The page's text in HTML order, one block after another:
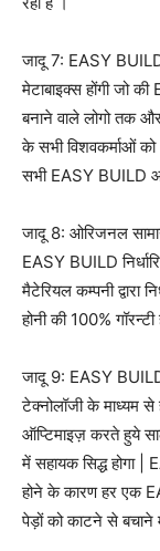
जादू 7: EASY
मेटाबाइक्स होंगी जो
बनाने वाले लोगो तक
के सभी विशवकर्माओं
सभी EASY BUILD
जादू 8: ओरिजनल
EASY BUILD
मैटेरियल कम्पनी द्वारा
होनी की 100% गॉरन्टी
जादू 9: EASY BUILD
टेक्नोलॉजी के माध्यम
ऑप्टिमाइज़ करते हुये
में सहायक सिद्ध होगा
होने के कारण हर एक
पेड़ों को काटने से बचाने